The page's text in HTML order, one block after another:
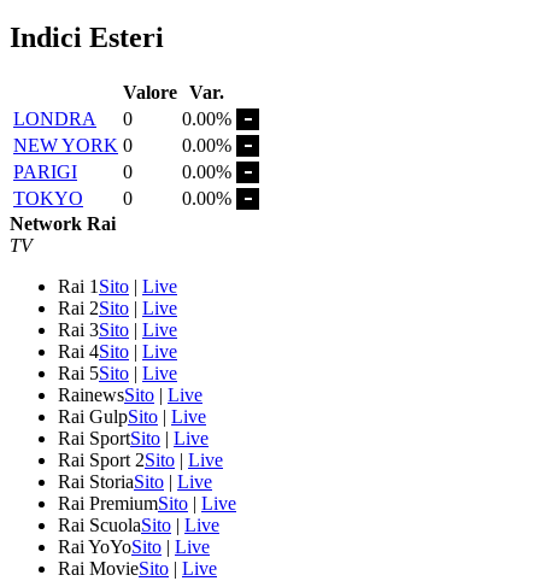
Indici Esteri
Valore Var.
LONDRA
0
0.00%
NEW YORK 0
0.00%
PARIGI
0
0.00%
TOKYO
0
0.00%
Network Rai
TV
Rai 1 Sito | Live
Rai 2Sito | Live
Rai 3Sito | Live
Rai 4Sito | Live
Rai 5Sito | Live
RainewsSito | Live
Rai GulpSito | Live
Rai SportSito | Live
Rai Sport 2Sito | Live
Rai StoriaSito | Live
Rai PremiumSito | Live
Rai ScuolaSito | Live
Rai YoYoSito | Live
Rai MovieSito | Live